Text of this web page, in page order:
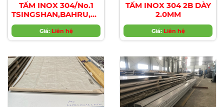
TẤM INOX 304/No.1
TSINGSHAN,BAHRU,COMLUMBUS,
Outo
Kumpu,CHINA,HÀN
QUÓC,ĐÀI LOAN
Giá: Liên hệ
TẤM INOX 304 2B DÀY
2.0MM
Giá: Liên hệ